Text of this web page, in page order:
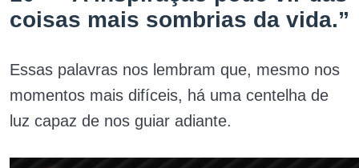
coisas mais sombrias da vida.”
Essas palavras nos lembram que, mesmo nos
momentos mais difíceis, há uma centelha de
luz capaz de nos guiar adiante.